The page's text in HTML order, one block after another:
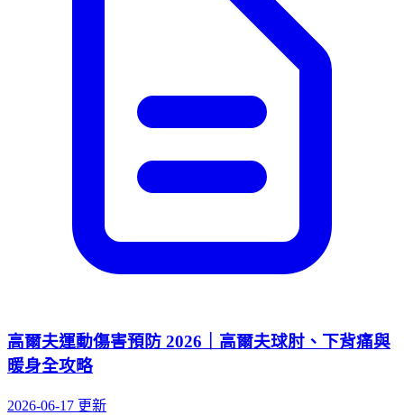
高爾夫運動傷害預防 2026｜高爾夫球肘、下背痛與
暖身全攻略
2026-06-17 更新